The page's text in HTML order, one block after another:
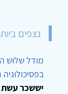
נצפים
מודל שלוש
יששכר עשת